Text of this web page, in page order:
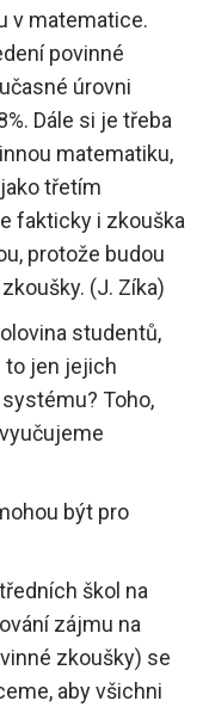
v matematice.
povinné
úrovni
Dále si je třeba
matematiku,
třetím
fakticky i zkouška
protože budou
(J. Zíka)
studentů,
to jen jejich
Toho,
být pro
škol na
zájmu na
zkoušky) se
aby všichni